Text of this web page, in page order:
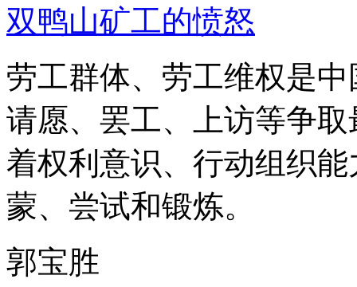
双鸭山矿工的愤怒
劳工群体、劳工维权是
请愿、罢工、上访等争
着权利意识、行动组织
蒙、尝试和锻炼。
郭宝胜